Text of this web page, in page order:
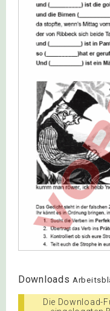
Downloads
Die Download-